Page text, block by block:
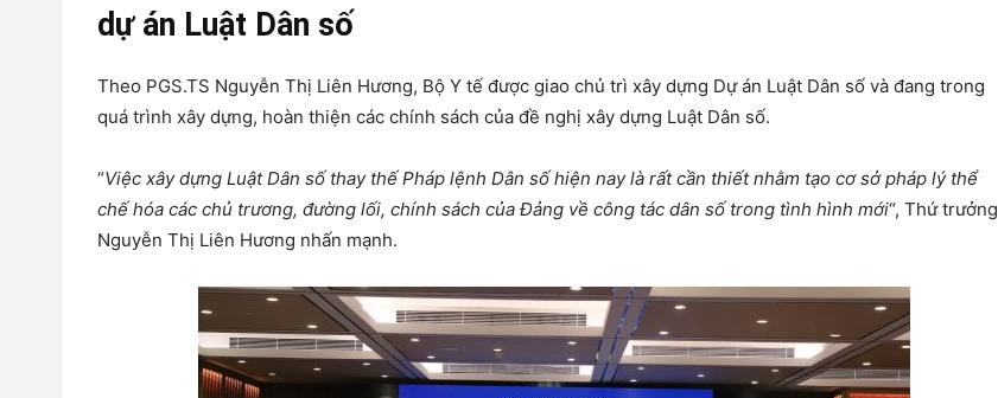
dự án Luật Dân số
Theo PGS.TS Nguyễn Thị Liên Hương, Bộ Y tế được giao chủ trì xây dựng Dự án Luật Dân số và đang trong
quá trình xây dựng, hoàn thiện các chính sách của đề nghị xây dựng Luật Dân số.
“Việc xây dựng Luật Dân số thay thế Pháp lệnh Dân số hiện nay là rất cần thiết nhằm tạo cơ sở pháp lý thể
chế hóa các chủ trương, đường lối, chính sách của Đảng về công tác dân số trong tình hình mới“, Thứ trưởng
Nguyễn Thị Liên Hương nhấn mạnh.